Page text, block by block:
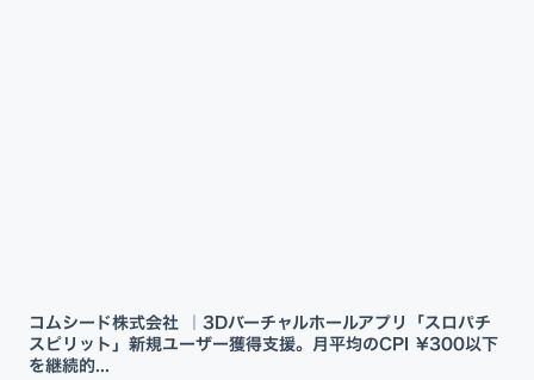
コムシード株式会社 ｜3Dバーチャルホールアプリ「スロパチ
スピリット」新規ユーザー獲得支援。月平均のCPI ¥300以下
を継続的...